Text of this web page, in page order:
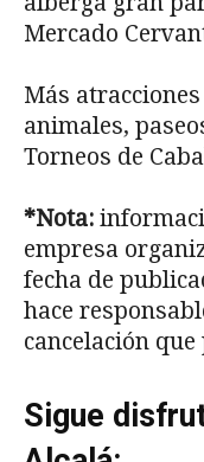
Mercado
Más
animales,
Torneos de
*Nota:
empresa
fecha de
hace
cancelación
Sigue